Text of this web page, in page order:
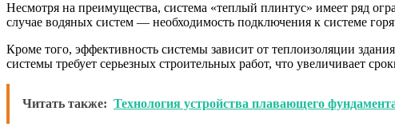
Несмотря на преимущества, система «теплый плинтус» имеет ряд
случае водяных систем — необходимость подключения к системе
Кроме того, эффективность системы зависит от теплоизоляции
системы требует серьезных строительных работ, что увеличивает
Читать также: Технология устройства плавающего